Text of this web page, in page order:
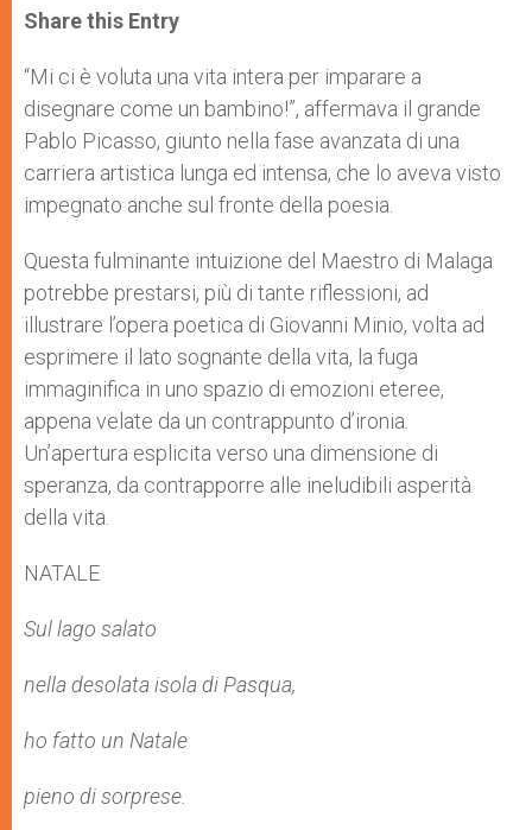
t
s
p
p
s
e
g
e
r
e
b
o
k
r
Share this Entry
“Mi ci è voluta una vita intera per imparare a
disegnare come un bambino!”, affermava il grande
Pablo Picasso, giunto nella fase avanzata di una
carriera artistica lunga ed intensa, che lo aveva visto
impegnato anche sul fronte della poesia.
Questa fulminante intuizione del Maestro di Malaga
potrebbe prestarsi, più di tante riflessioni, ad
illustrare l’opera poetica di Giovanni Minio, volta ad
esprimere il lato sognante della vita, la fuga
immaginifica in uno spazio di emozioni eteree,
appena velate da un contrappunto d’ironia.
Un’apertura esplicita verso una dimensione di
speranza, da contrapporre alle ineludibili asperità
della vita.
NATALE
Sul lago salato
nella desolata isola di Pasqua,
ho fatto un Natale
pieno di sorprese.